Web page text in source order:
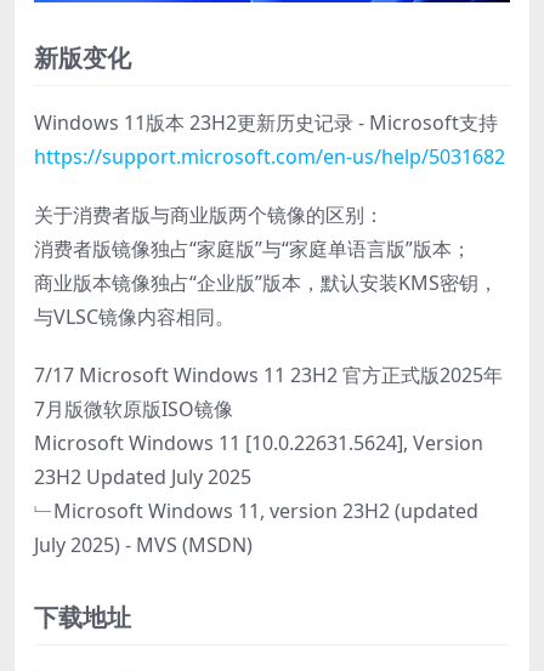
新版变化
Windows 11版本 23H2更新历史记录 - Microsoft支持
https://support.microsoft.com/en-us/help/5031682
关于消费者版与商业版两个镜像的区别：
消费者版镜像独占“家庭版”与“家庭单语言版”版本；
商业版本镜像独占“企业版”版本，默认安装KMS密钥，
与VLSC镜像内容相同。
7/17 Microsoft Windows 11 23H2 官方正式版2025年
7月版微软原版ISO镜像
Microsoft Windows 11 [10.0.22631.5624], Version
23H2 Updated July 2025
﹂Microsoft Windows 11, version 23H2 (updated
July 2025) - MVS (MSDN)
下载地址